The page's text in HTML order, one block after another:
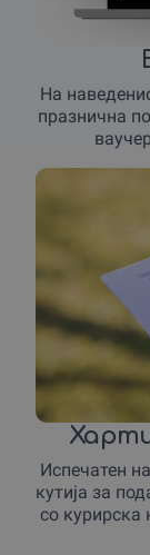
На
празнична
Испечатен
кутија за
со курирска